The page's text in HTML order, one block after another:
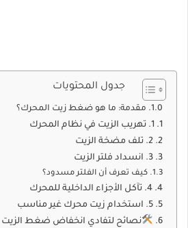
جدول المحتويات
مقدمة: ما هو ضغط زيت المحرك؟
1. تهريب الزيت في نظام المحرك
2. تلف مضخة الزيت
3. انسداد فلتر الزيت
كيف تعرف أن الفلتر مسدود؟
4. تآكل الأجزاء الداخلية للمحرك
5. استخدام زيت محرك غير مناسب
نصائح لتفادي انخفاض ضغط الزيت